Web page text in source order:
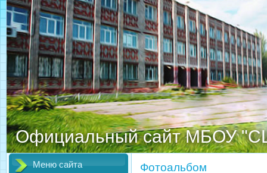
Официальный сайт МБОУ
Меню сайта Фотоальбом